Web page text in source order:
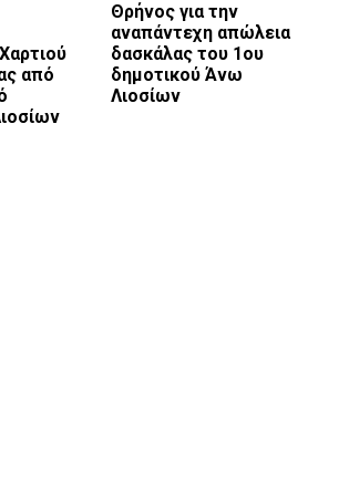
από
Θρήνος για την
αναπάντεχη απώλεια
δασκάλας του 1ου
δημοτικού Άνω
Λιοσίων